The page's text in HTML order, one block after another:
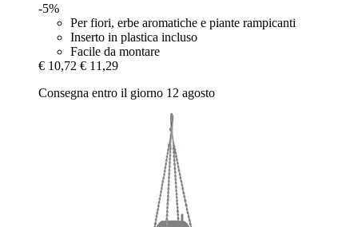
-5%
Per fiori, erbe aromatiche e piante rampicanti
Inserto in plastica incluso
Facile da montare
€ 10,72 € 11,29
Consegna entro il giorno 12 agosto